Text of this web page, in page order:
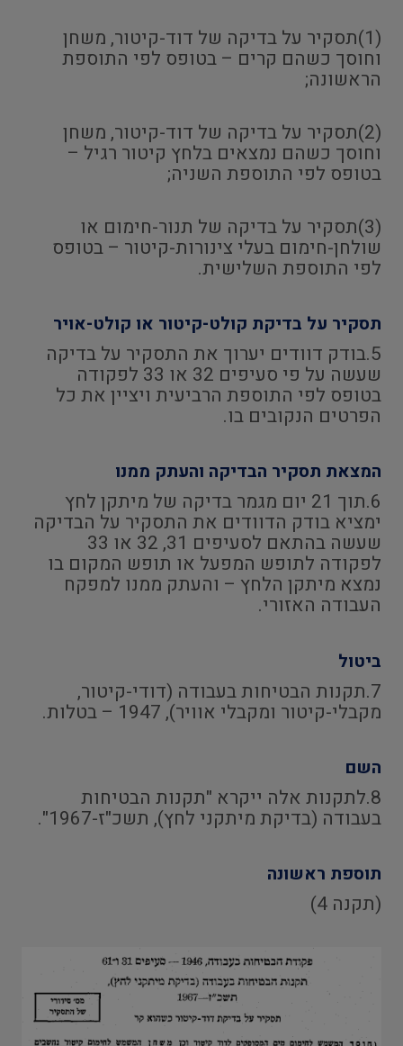
(1)תסקיר על בדיקה של דוד-קיטור, משחן
וחוסך כשהם קרים – בטופס לפי התוספת
הראשונה;
(2)תסקיר על בדיקה של דוד-קיטור, משחן
וחוסך כשהם נמצאים בלחץ קיטור רגיל –
בטופס לפי התוספת השניה;
(3)תסקיר על בדיקה של תנור-חימום או
שולחן-חימום בעלי צינורות-קיטור – בטופס
לפי התוספת השלישית.
תסקיר על בדיקת קולט-קיטור או קולט-אויר
5.בודק דוודים יערוך את התסקיר על בדיקה
שעשה על פי סעיפים 32 או 33 לפקודה
בטופס לפי התוספת הרביעית ויציין את כל
הפרטים הנקובים בו.
המצאת תסקיר הבדיקה והעתק ממנו
6.תוך 21 יום מגמר בדיקה של מיתקן לחץ
ימציא בודק הדוודים את התסקיר על הבדיקה
שעשה בהתאם לסעיפים 31, 32 או 33
לפקודה לתופש המפעל או תופש המקום בו
נמצא מיתקן הלחץ – והעתק ממנו למפקח
העבודה האזורי.
ביטול
7.תקנות הבטיחות בעבודה (דודי-קיטור,
מקבלי-קיטור ומקבלי אוויר), 1947 – בטלות.
השם
8.לתקנות אלה ייקרא "תקנות הבטיחות
בעבודה (בדיקת מיתקני לחץ), תשכ"ז-1967".
תוספת ראשונה
(תקנה 4)